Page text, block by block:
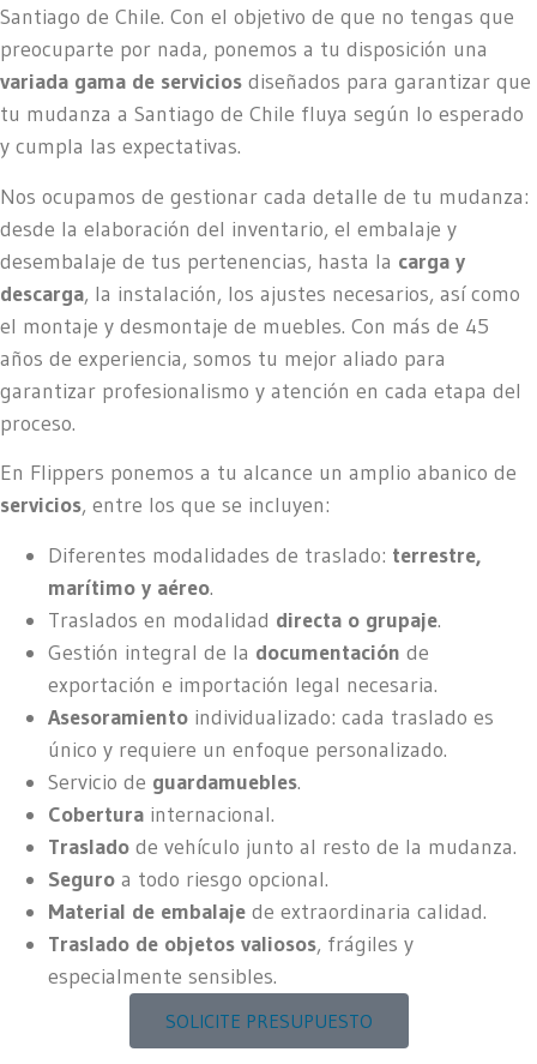
Santiago de Chile. Con el objetivo de que no tengas que
preocuparte por nada, ponemos a tu disposición una
variada gama de servicios diseñados para garantizar que
tu mudanza a Santiago de Chile fluya según lo esperado
y cumpla las expectativas.
Nos ocupamos de gestionar cada detalle de tu mudanza:
desde la elaboración del inventario, el embalaje y
desembalaje de tus pertenencias, hasta la carga y
descarga, la instalación, los ajustes necesarios, así como
el montaje y desmontaje de muebles. Con más de 45
años de experiencia, somos tu mejor aliado para
garantizar profesionalismo y atención en cada etapa del
proceso.
En Flippers ponemos a tu alcance un amplio abanico de
servicios, entre los que se incluyen:
Diferentes modalidades de traslado: terrestre,
marítimo y aéreo.
Traslados en modalidad directa o grupaje.
Gestión integral de la documentación de
exportación e importación legal necesaria.
Asesoramiento individualizado: cada traslado es
único y requiere un enfoque personalizado.
Servicio de guardamuebles.
Cobertura internacional.
Traslado de vehículo junto al resto de la mudanza.
Seguro a todo riesgo opcional.
Material de embalaje de extraordinaria calidad.
Traslado de objetos valiosos, frágiles y
especialmente sensibles.
SOLICITE PRESUPUESTO